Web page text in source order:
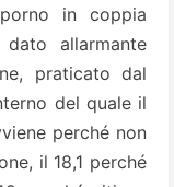
in coppia
allarmante
praticato dal
del quale il
perché non
il 18,1 perché